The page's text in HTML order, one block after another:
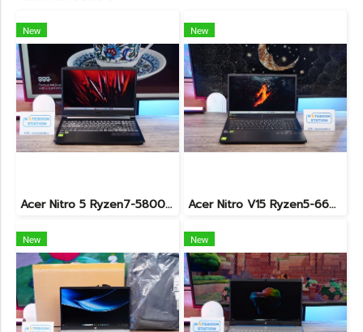
New
Acer Nitro 5 Ryzen7-5800H RTX-3060(6GB) Ram16 SSD512 จอ15.6 FHD 144Hz เกมมิ่งสเปคสูง เครื่องพร้อมใช้งาน ราคาสุดคุ้มเพียง 19,900.-
New
Acer Nitro V15 Ryzen5-6600H RTX2050(4GB) RAM16 512GB SSD จอ15.6นิ้ว FHD 165Hz sRGB100% เกมมิ่งรุ่นใหม่ ดีไซน์เครื่องบาง สวยเท่ดูทันสมัย มีประกันศูนย์2028 ราคาสุดคุ้มเพียง 17,990.-
New New